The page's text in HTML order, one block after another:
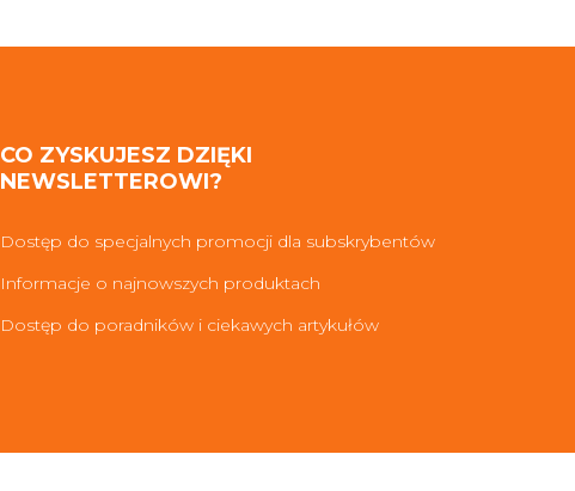
CO ZYSKUJESZ DZIĘKI
NEWSLETTEROWI?
Dostęp do specjalnych promocji dla subskrybentów
Informacje o najnowszych produktach
Dostęp do poradników i ciekawych artykułów